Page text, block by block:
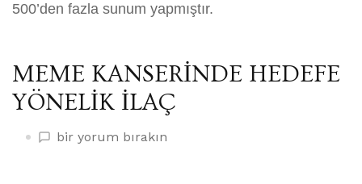
500’den fazla sunum yapmıştır.
MEME KANSERİNDE HEDEFE
YÖNELİK İLAÇ
MEME
bir yorum bırakın